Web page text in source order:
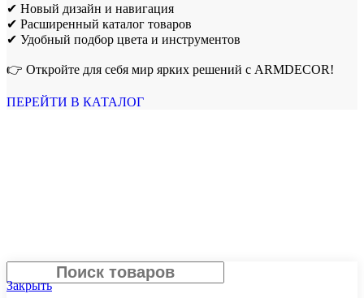
✔ Новый дизайн и навигация
✔ Расширенный каталог товаров
✔ Удобный подбор цвета и инструментов
👉 Откройте для себя мир ярких решений с ARMDECOR!
ПЕРЕЙТИ В КАТАЛОГ
Поиск
Закрыть